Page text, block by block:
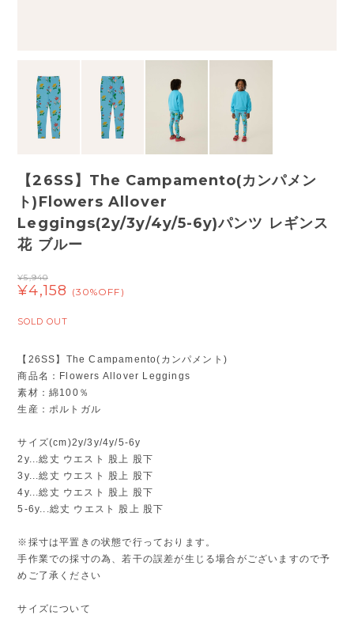
【26SS】The Campamento(カンパメン
ト)Flowers Allover
Leggings(2y/3y/4y/5-6y)パンツ レギンス
花 ブルー
¥5,940
¥4,158 (30%OFF)
SOLD OUT
【26SS】The Campamento(カンパメント)
商品名：Flowers Allover Leggings
素材：綿100％
生産：ポルトガル
サイズ(cm)2y/3y/4y/5-6y
2y...総丈 ウエスト 股上 股下
3y...総丈 ウエスト 股上 股下
4y...総丈 ウエスト 股上 股下
5-6y...総丈 ウエスト 股上 股下
※採寸は平置きの状態で行っております。
手作業での採寸の為、若干の誤差が生じる場合がございますので予
めご了承ください
サイズについて